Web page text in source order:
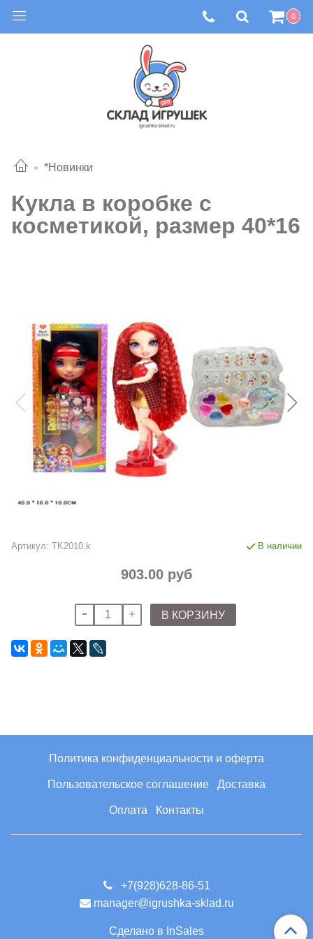
0
*Новинки
Кукла в коробке с
косметикой, размер 40*16
Артикул: TK2010.k В наличии
903.00 руб
В КОРЗИНУ
Политика конфиденциальности и оферта
Пользовательское соглашение Доставка
Оплата Контакты
+7(928)628-86-51
manager@igrushka-sklad.ru
Сделано в InSales